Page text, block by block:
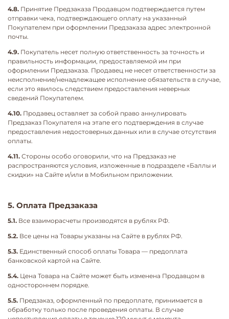
4.8. Принятие Предзаказа Продавцом подтверждается путем
отправки чека, подтверждающего оплату на указанный
Покупателем при оформлении Предзаказа адрес электронной
почты.
4.9. Покупатель несет полную ответственность за точность и
правильность информации, предоставляемой им при
оформлении Предзаказа. Продавец не несет ответственности за
неисполнение/ненадлежащее исполнение обязательств в случае,
если это явилось следствием предоставления неверных
сведений Покупателем.
4.10. Продавец оставляет за собой право аннулировать
Предзаказ Покупателя на этапе его подтверждения в случае
предоставления недостоверных данных или в случае отсутствия
оплаты.
4.11. Стороны особо оговорили, что на Предзаказ не
распространяются условия, изложенные в подразделе «Баллы и
скидки» на Сайте и/или в Мобильном приложении.
5. Оплата Предзаказа
5.1. Все взаиморасчеты производятся в рублях РФ.
5.2. Все цены на Товары указаны на Сайте в рублях РФ.
5.3. Единственный способ оплаты Товара — предоплата
банковской картой на Сайте.
5.4. Цена Товара на Сайте может быть изменена Продавцом в
одностороннем порядке.
5.5. Предзаказ, оформленный по предоплате, принимается в
обработку только после проведения оплаты. В случае